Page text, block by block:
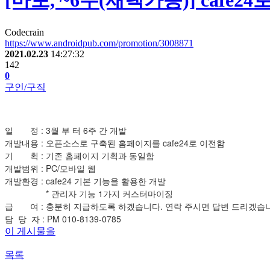
Codecrain
https://www.androidpub.com/promotion/3008871
2021.02.23 14:27:32
142
0
구인/구직
일 정 : 3월 부 터 6주 간 개발
개발내용 : 오픈소스로 구축된 홈페이지를 cafe24로 이전함
기 획 : 기존 홈페이지 기획과 동일함
개발범위 : PC/모바일 웹
개발환경 : cafe24 기본 기능을 활용한 개발
* 관리자 기능 1가지 커스터마이징
급 여 : 충분히 지급하도록 하겠습니다. 연락 주시면 답변 드리겠습
담 당 자 : PM 010-8139-0785
이 게시물을
목록